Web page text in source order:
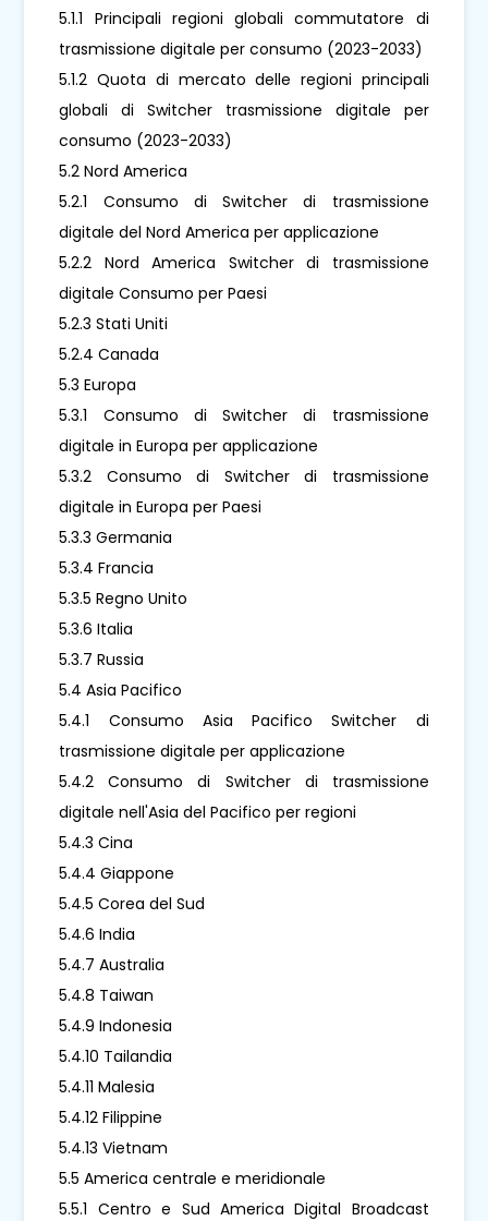
5.1.1 Principali regioni globali commutatore di
trasmissione digitale per consumo (2023-2033)
5.1.2 Quota di mercato delle regioni principali
globali di Switcher trasmissione digitale per
consumo (2023-2033)
5.2 Nord America
5.2.1 Consumo di Switcher di trasmissione
digitale del Nord America per applicazione
5.2.2 Nord America Switcher di trasmissione
digitale Consumo per Paesi
5.2.3 Stati Uniti
5.2.4 Canada
5.3 Europa
5.3.1 Consumo di Switcher di trasmissione
digitale in Europa per applicazione
5.3.2 Consumo di Switcher di trasmissione
digitale in Europa per Paesi
5.3.3 Germania
5.3.4 Francia
5.3.5 Regno Unito
5.3.6 Italia
5.3.7 Russia
5.4 Asia Pacifico
5.4.1 Consumo Asia Pacifico Switcher di
trasmissione digitale per applicazione
5.4.2 Consumo di Switcher di trasmissione
digitale nell'Asia del Pacifico per regioni
5.4.3 Cina
5.4.4 Giappone
5.4.5 Corea del Sud
5.4.6 India
5.4.7 Australia
5.4.8 Taiwan
5.4.9 Indonesia
5.4.10 Tailandia
5.4.11 Malesia
5.4.12 Filippine
5.4.13 Vietnam
5.5 America centrale e meridionale
5.5.1 Centro e Sud America Digital Broadcast